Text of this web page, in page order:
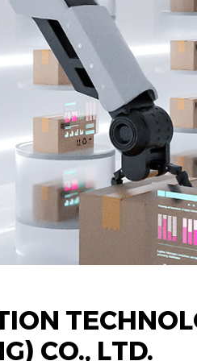
CO., LTD.